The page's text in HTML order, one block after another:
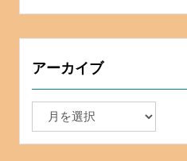
アーカイブ
カ